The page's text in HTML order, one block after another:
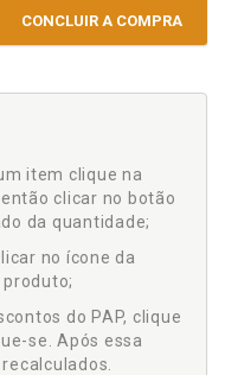
CONCLUIR A COMPRA
item clique na
clicar no botão
da quantidade;
no ícone da
produto;
do PAP, clique
se. Após essa